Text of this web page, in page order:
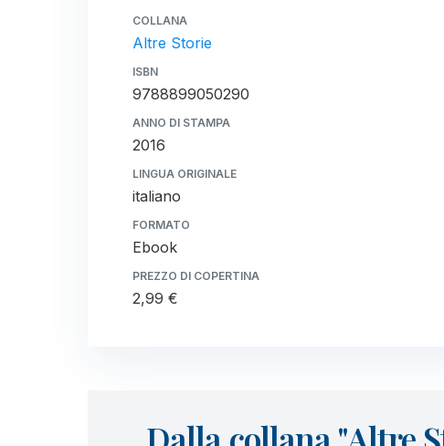
COLLANA
Altre Storie
ISBN
9788899050290
ANNO DI STAMPA
2016
LINGUA ORIGINALE
italiano
FORMATO
Ebook
PREZZO DI COPERTINA
2,99 €